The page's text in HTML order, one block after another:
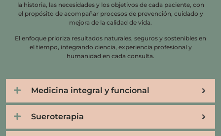
la historia, las necesidades y los objetivos de cada paciente, con
el propósito de acompañar procesos de prevención, cuidado y
mejora de la calidad de vida.
El enfoque prioriza resultados naturales, seguros y sostenibles en
el tiempo, integrando ciencia, experiencia profesional y
humanidad en cada consulta.
Medicina integral y funcional
Sueroterapia